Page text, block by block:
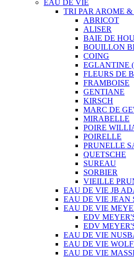
EAU DE VIE
TRI PAR AROME
ABRICOT
ALISER
BAIE DE
BOUILLON
COING
EGLANTINE
FLEURS DE
FRAMBOISE
GENTIANE
KIRSCH
MARC DE
MIRABELLE
POIRE
POIRELLE
PRUNELLE
QUETSCHE
SUREAU
SORBIER
VIEILLE
EAU DE VIE JB
EAU DE VIE JEAN
EAU DE VIE
EDV
EDV
EAU DE VIE
EAU DE VIE
EAU DE VIE